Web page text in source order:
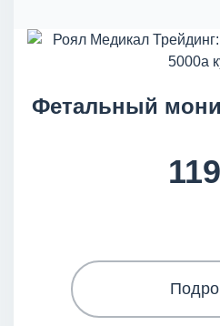
Фетальный